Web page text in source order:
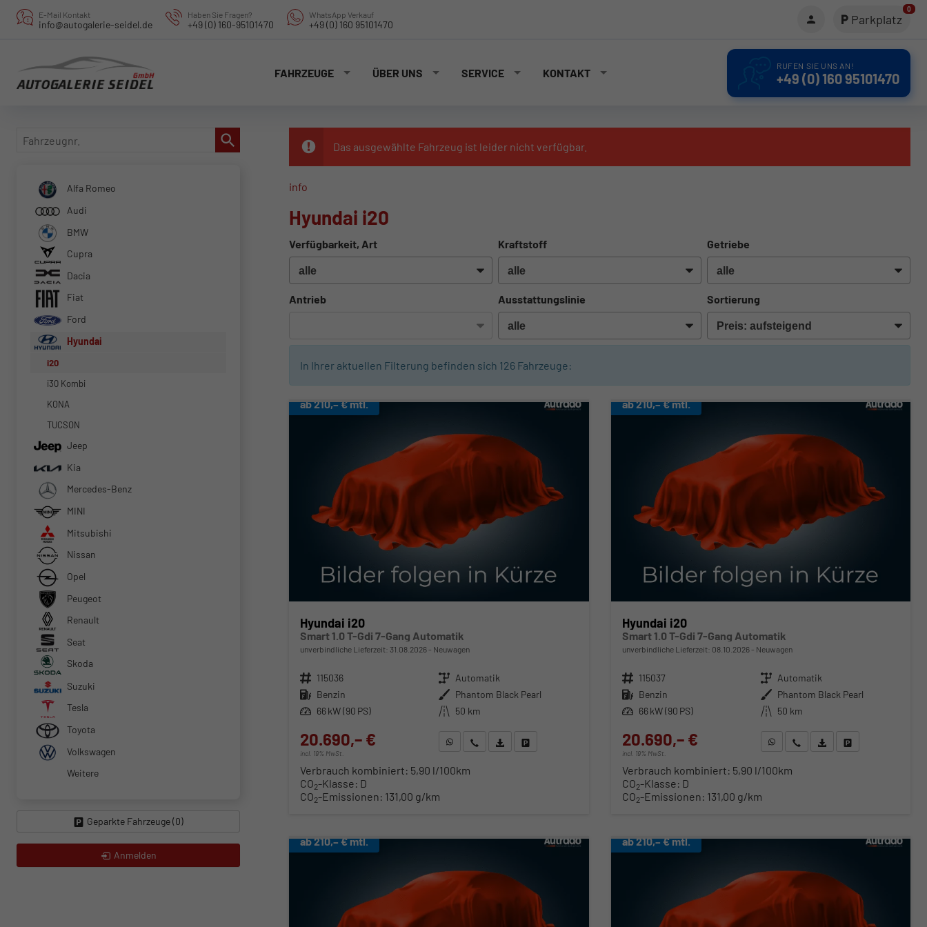
E-Mail Kontakt
info@autogalerie-seidel.de
Haben Sie Fragen?
+49 (0) 160-95101470
WhatsApp Verkauf
+49 (0) 160 95101470 Parkplatz
0
FAHRZEUGE ÜBER UNS SERVICE KONTAKT
RUFEN SIE UNS AN!
+49 (0) 160 95101470
Das ausgewählte Fahrzeug ist leider nicht verfügbar.
info
Hyundai i20
Verfügbarkeit, Art Kraftstoff Getriebe
Antrieb Ausstattungslinie Sortierung
In Ihrer aktuellen Filterung befinden sich 126 Fahrzeuge:
ab 210,– € mtl.
Hyundai i20
Smart 1.0 T-Gdi 7-Gang Automatik
unverbindliche Lieferzeit: 31.08.2026 Neuwagen
Fahrzeugnr. 115036 Getriebe Automatik
Kraftstoff Benzin Außenfarbe Phantom Black Pearl
Leistung 66 kW (90 PS) Kilometerstand 50 km
20.690,– €
incl. 19% MwSt.
WhatsApp anfragen
Wir rufen Sie anFahrzeugexposé (PDF)
Verbrauch kombiniert: 5,90 l/100km
CO2-Klasse: D
CO2-Emissionen: 131,00 g/km
ab 210,– € mtl.
Hyundai i20
Smart 1.0 T-Gdi 7-Gang Automatik
unverbindliche Lieferzeit: 08.10.2026 Neuwagen
Fahrzeugnr. 115037 Getriebe Automatik
Kraftstoff Benzin Außenfarbe Phantom Black Pearl
Leistung 66 kW (90 PS) Kilometerstand 50 km
20.690,– €
incl. 19% MwSt.
WhatsApp anfragen
Wir rufen Sie anFahrzeugexposé (PDF)
Fahrzeug parken
Verbrauch kombiniert: 5,90 l/100km
CO2-Klasse: D
CO2-Emissionen: 131,00 g/km
ab 210,– € mtl. ab 210,– € mtl.
Fahrzeugnr.
Alfa Romeo
Audi
BMW
Cupra
Dacia
Fiat
Ford
Hyundai
i20
i30 Kombi
KONA
TUCSON
Jeep
Kia
Mercedes-Benz
MINI
Mitsubishi
Nissan
Opel
Peugeot
Renault
Seat
Skoda
Suzuki
Tesla
Toyota
Volkswagen
Weitere
Geparkte Fahrzeuge (0)
Anmelden